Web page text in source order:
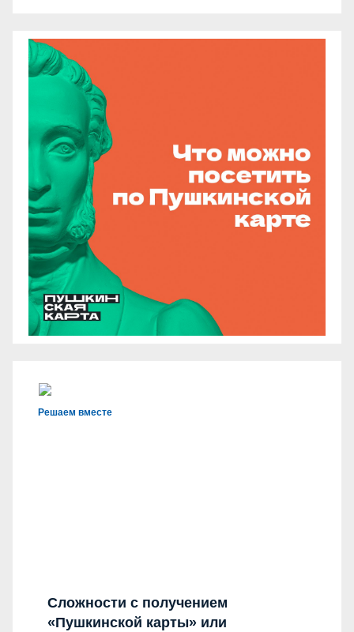
Решаем вместе
Сложности с получением
«Пушкинской карты» или